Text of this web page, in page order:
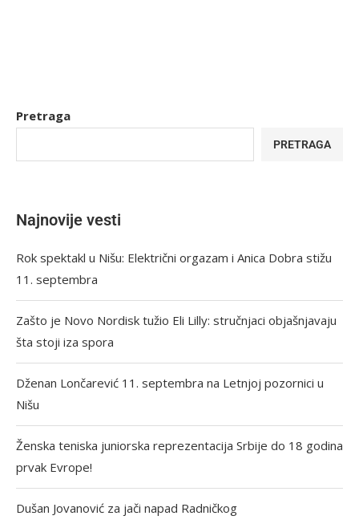
Pretraga
PRETRAGA
Najnovije vesti
Rok spektakl u Nišu: Električni orgazam i Anica Dobra stižu
11. septembra
Zašto je Novo Nordisk tužio Eli Lilly: stručnjaci objašnjavaju
šta stoji iza spora
Dženan Lončarević 11. septembra na Letnjoj pozornici u
Nišu
Ženska teniska juniorska reprezentacija Srbije do 18 godina
prvak Evrope!
Dušan Jovanović za jači napad Radničkog